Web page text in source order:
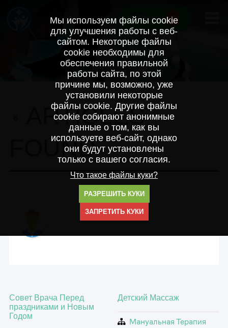
Корзина 0
ARTICLES
FOUND
Совет Врача Перед
праздниками и Новым
Годом
Детский Массаж
Мануальная Терапия
Мы используем файлы cookie
для улучшения работы с веб-
сайтом. Некоторые файлы
cookie необходимы для
обеспечения правильной
работы сайта, по этой
причине мы, возможно, уже
установили некоторые
файлы cookie. Другие файлы
cookie собирают анонимные
данные о том, как вы
используете веб-сайт, однако
они будут установлены
только с вашего согласия.
Что такое файлы куки?
РАЗРЕШИТЬ КУКИ
ЗАПРЕТИТЬ КУКИ